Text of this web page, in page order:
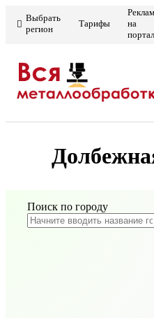
Выбрать
регион
Тарифы
на
Поиск по городу